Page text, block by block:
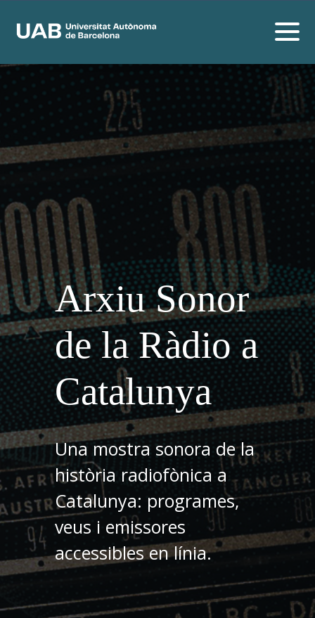
Arxiu Sonor
de la Ràdio a
Catalunya
Una mostra sonora de la
història radiofònica a
Catalunya: programes,
veus i emissores
accessibles en línia.